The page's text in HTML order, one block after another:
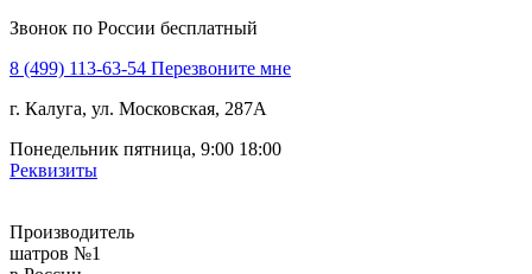
Звонок по России бесплатный
8 (499) 113-63-54 Перезвоните мне
г. Калуга, ул. Московская, 287А
Понедельник пятница, 9:00 18:00
Реквизиты
Производитель
шатров №1